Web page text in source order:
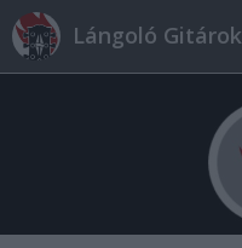
Lángoló Gitárok